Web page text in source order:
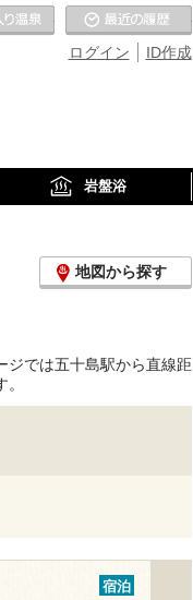
ID作成
ログイン
お気に入りの温泉
岩盤浴
地図から探す
ジでは五十島駅から直線距
宿泊